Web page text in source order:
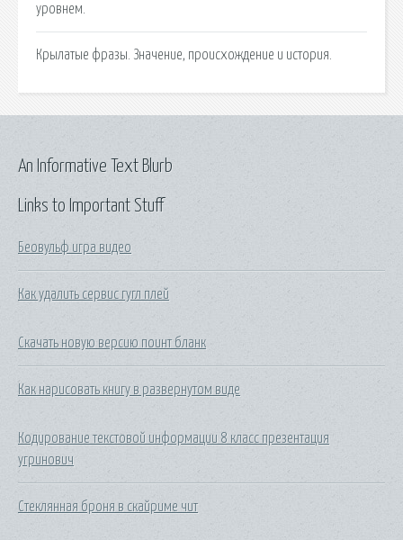
уровнем.
Крылатые фразы. Значение, происхождение и история.
Links to Important Stuff
Беовульф игра видео
Как удалить сервис гугл плей
Скачать новую версию поинт бланк
Как нарисовать книгу в развернутом виде
Кодирование текстовой информации 8 класс презентация
угринович
Стеклянная броня в скайриме чит
An Informative Text Blurb